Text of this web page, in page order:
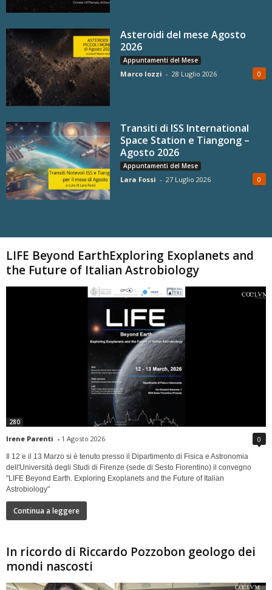
Asteroidi del mese Agosto
2026
Appuntamenti del Mese
Marco Iozzi - 28 Luglio 2026 0
Transiti di ISS International
Space Station e Tiangong –
Agosto 2026
Appuntamenti del Mese
Lara Fossi - 27 Luglio 2026 0
LIFE Beyond EarthExploring Exoplanets and
the Future of Italian Astrobiology
280
Irene Parenti - 1 Agosto 2026 0
Il 12 e il 13 Marzo si è tenuto presso il Dipartimento di Fisica e Astronomia
dell'Università degli Studi di Firenze (sede di Sesto Fiorentino) il convegno
"LIFE Beyond Earth. Exploring Exoplanets and the Future of Italian
Astrobiology"
Continua a leggere
In ricordo di Riccardo Pozzobon geologo dei
mondi nascosti